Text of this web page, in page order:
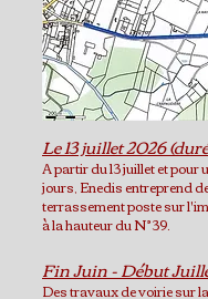
Le13 juillet 2026
A partir du 13 juillet et pour
jours, Enedis entreprend
terrassement poste sur
à la hauteur du N°39.
Fin Juin - Début
Des travaux de voirie sur